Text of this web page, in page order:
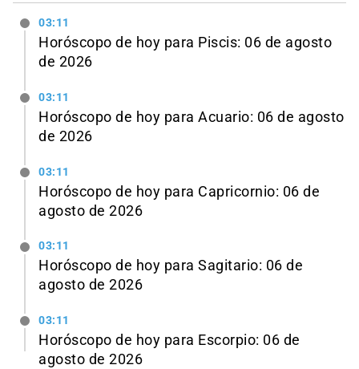
03:11
Horóscopo de hoy para Piscis: 06 de agosto
de 2026
03:11
Horóscopo de hoy para Acuario: 06 de agosto
de 2026
03:11
Horóscopo de hoy para Capricornio: 06 de
agosto de 2026
03:11
Horóscopo de hoy para Sagitario: 06 de
agosto de 2026
03:11
Horóscopo de hoy para Escorpio: 06 de
agosto de 2026